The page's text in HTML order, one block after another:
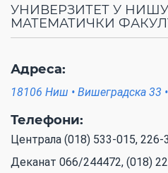
УНИВЕРЗИТЕТ У
МАТЕМАТИЧКИ
Адреса:
18106 Ниш • Вишеградска 33
Телефони:
Централа (018) 533-015, 226-
Деканат 066/244472, (018)